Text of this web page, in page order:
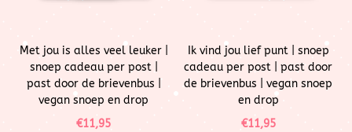
Met jou is alles veel leuker |
snoep cadeau per post |
past door de brievenbus |
vegan snoep en drop
€11,95
Ik vind jou lief punt | snoep
cadeau per post | past door
de brievenbus | vegan snoep
en drop
€11,95